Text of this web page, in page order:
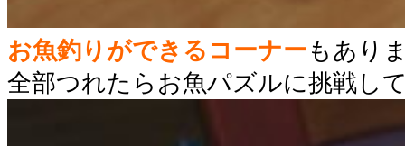
お魚釣りができるコーナー もあり
全部つれたらお魚パズルに挑戦し